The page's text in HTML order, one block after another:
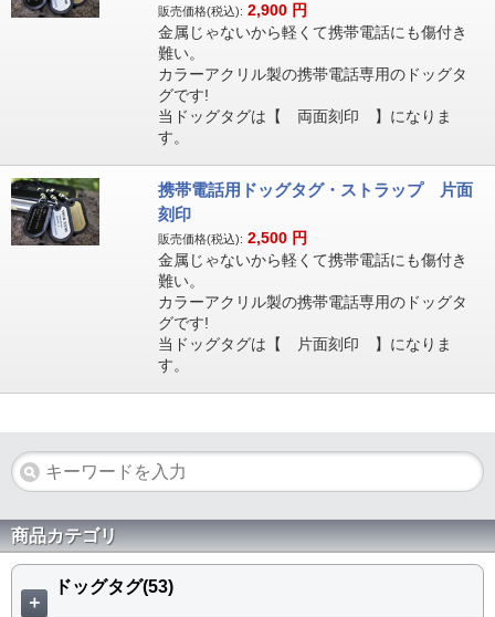
販売価格(税込): 2,900 円
金属じゃないから軽くて携帯電話にも傷付き
難い。
カラーアクリル製の携帯電話専用のドッグタ
グです!
当ドッグタグは【 両面刻印 】になりま
す。
携帯電話用ドッグタグ・ストラップ 片面
刻印
販売価格(税込): 2,500 円
金属じゃないから軽くて携帯電話にも傷付き
難い。
カラーアクリル製の携帯電話専用のドッグタ
グです!
当ドッグタグは【 片面刻印 】になりま
す。
商品カテゴリ
＋
ドッグタグ(53)